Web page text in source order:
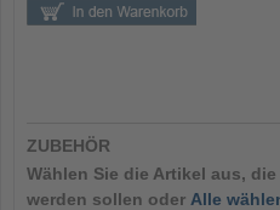
ZUBEHÖR
Wählen Sie die Artikel aus,
werden sollen oder Alle